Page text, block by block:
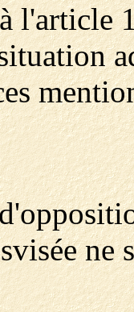
l'article
ne